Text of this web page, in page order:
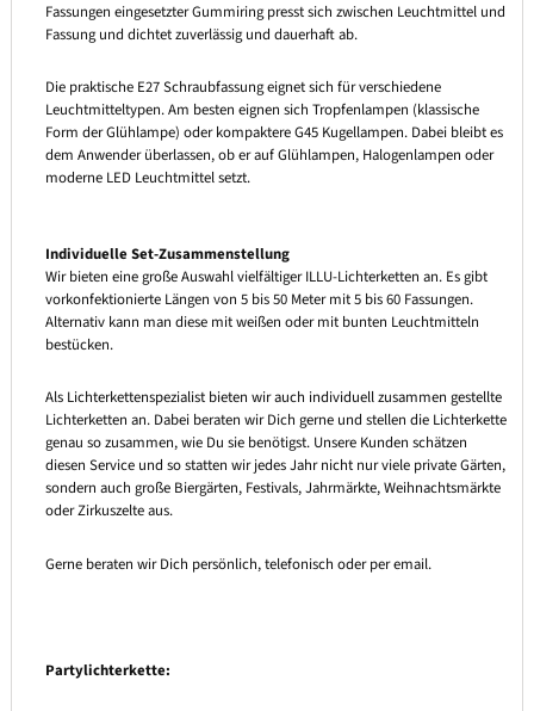
Fassungen eingesetzter Gummiring presst sich zwischen Leuchtmittel und
Fassung und dichtet zuverlässig und dauerhaft ab.
Die praktische E27 Schraubfassung eignet sich für verschiedene
Leuchtmitteltypen. Am besten eignen sich Tropfenlampen (klassische
Form der Glühlampe) oder kompaktere G45 Kugellampen. Dabei bleibt es
dem Anwender überlassen, ob er auf Glühlampen, Halogenlampen oder
moderne LED Leuchtmittel setzt.
Individuelle Set-Zusammenstellung
Wir bieten eine große Auswahl vielfältiger ILLU-Lichterketten an. Es gibt
vorkonfektionierte Längen von 5 bis 50 Meter mit 5 bis 60 Fassungen.
Alternativ kann man diese mit weißen oder mit bunten Leuchtmitteln
bestücken.
Als Lichterkettenspezialist bieten wir auch individuell zusammen gestellte
Lichterketten an. Dabei beraten wir Dich gerne und stellen die Lichterkette
genau so zusammen, wie Du sie benötigst. Unsere Kunden schätzen
diesen Service und so statten wir jedes Jahr nicht nur viele private Gärten,
sondern auch große Biergärten, Festivals, Jahrmärkte, Weihnachtsmärkte
oder Zirkuszelte aus.
Gerne beraten wir Dich persönlich, telefonisch oder per email.
Partylichterkette: